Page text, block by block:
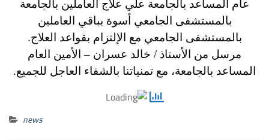
عام المساعد بالجامعة علي علاج العاملين بالجامعة
بالمستشفى الجامعي أسوة بباقي العاملين
بالمستشفى الجامعي مع الإلتزام بقواعد العلاج.
مرسل من الأستاذ / خالد عسران – الأمين العام
المساعد بالجامعة، مع تمنياتنا بالشفاء العاجل للجميع.
news